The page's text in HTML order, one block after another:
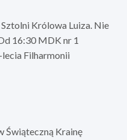
Królowa Luiza. Nie
16:30 MDK nr 1
Filharmonii
Świąteczną Krainę